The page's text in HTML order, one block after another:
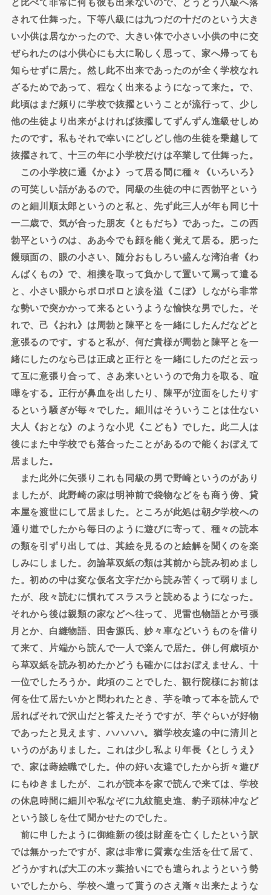
されて仕舞った。下等八級には九つだの十だのという大き
い小供は居なかったので、大きい体で小さい小供の中に交
ぜられたのは小供心にも大に恥しく思って、家へ帰っても
知らせずに居た。然し此不出来であったのが全く学校なれ
ざるためであって、程なく出来るようになって来た。で、
此頃はまだ頻りに学校で抜擢ということが流行って、少し
他の生徒より出来がよければ抜擢してずんずん進級せしめ
たのです。私もそれで幸いにどしどし他の生徒を乗越して
抜擢されて、十三の年に小学校だけは卒業して仕舞った。
この小学校に通《かよ》って居る間に種々《いろいろ》
の可笑しい話があるので。同級の生徒の中に西勃平という
のと細川順太郎というのと私と、先ず此三人が年も同じ十
一二歳で、気が合った朋友《ともだち》であった。この西
勃平というのは、ああ今でも顔を能く覚えて居る。肥った
饅頭面の、眼の小さい、随分おもしろい盛んな湾泊者《わ
んぱくもの》で、相撲を取って負かして置いて罵って遣る
と、小さい眼からポロポロと涙を溢《こぼ》しながら非常
な勢いで突かかって来るというような愉快な男でした。そ
れで、己《おれ》は周勃と陳平とを一緒にしたんだなどと
意張るのです。すると私が、何だ貴様が周勃と陳平とを一
緒にしたのなら己は正成と正行とを一緒にしたのだと云っ
て互に意張り合って、さあ来いというので角力を取る、喧
嘩をする。正行が鼻血を出したり、陳平が泣面をしたりす
るという騒ぎが毎々でした。細川はそういうことは仕ない
大人《おとな》のような小児《こども》でした。此二人は
後にまた中学校でも落合ったことがあるので能くおぼえて
居ました。
また此外に矢張りこれも同級の男で野崎というのがあり
ましたが、此野崎の家は明神前で袋物などをも商う傍、貸
本屋を渡世にして居ました。ところが此処は朝夕学校への
通り道でしたから毎日のように遊びに寄って、種々の読本
の類を引ずり出しては、其絵を見るのと絵解を聞くのを楽
しみにしました。勿論草双紙の類は其前から読み初めまし
た。初めの中は変な仮名文字だから読み苦くって弱りまし
たが、段々読むに慣れてスラスラと読めるようになった。
それから後は親類の家などへ往って、児雷也物語とか弓張
月とか、白縫物語、田舎源氏、妙々車などいうものを借り
て来て、片端から読んで一人で楽んで居た。併し何歳頃か
ら草双紙を読み初めたかどうも確かにはおぼえません、十
一位でしたろうか。此頃のことでした、観行院様にお前は
何を仕て居たいかと問われたとき、芋を喰って本を読んで
居ればそれで沢山だと答えたそうですが、芋ぐらいが好物
であったと見えます、ハハハハ。猶学校友達の中に清川と
いうのがありました。これは少し私より年長《としうえ》
で、家は蒔絵職でした。仲の好い友達でしたから折々遊び
にもゆきましたが、これが読本を家で読んで来ては、学校
の休息時間に細川や私なぞに九紋龍史進、豹子頭林冲など
という談しを仕て聞かせたのでした。
前に申したように御維新の後は財産を亡くしたという訳
では無かったですが、家は非常に質素な生活を仕て居て、
どうかすれば大工の木ッ葉拾いにでも遣られようという勢
いでしたから、学校へ遣って貰うのさえ漸々出来たような